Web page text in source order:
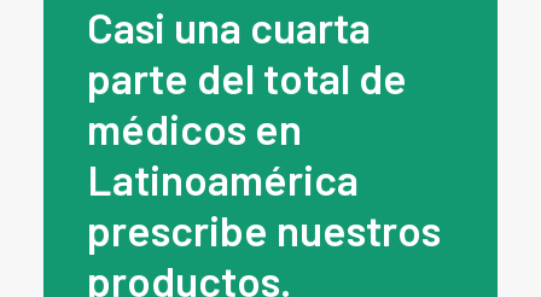
Casi una cuarta
parte del total de
médicos en
Latinoamérica
prescribe nuestros
productos.